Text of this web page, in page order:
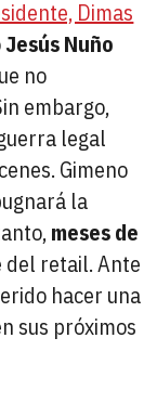
Dimas
Jesús Nuño
no
embargo,
legal
Gimeno
la
meses de
del retail. Ante
hacer una
sus próximos